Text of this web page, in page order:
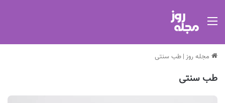
مجله روز | طب سنتی
طب سنتی